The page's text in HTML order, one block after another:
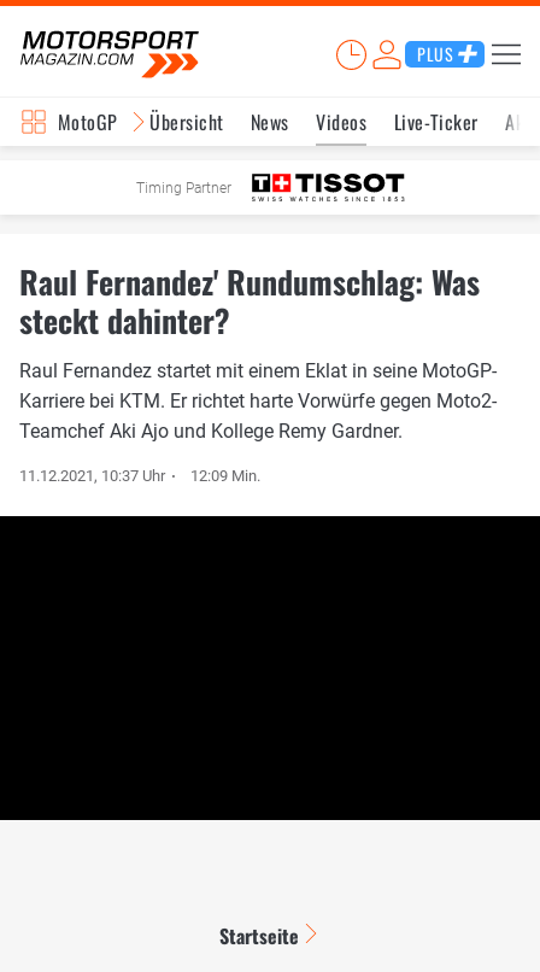
PLUS
MotoGP Übersicht News Videos Live-Ticker
Timing Partner
Raul Fernandez' Rundumschlag: Was
steckt dahinter?
Raul Fernandez startet mit einem Eklat in seine MotoGP-
Karriere bei KTM. Er richtet harte Vorwürfe gegen Moto2-
Teamchef Aki Ajo und Kollege Remy Gardner.
11.12.2021, 10:37 Uhr 12:09 Min.
Startseite